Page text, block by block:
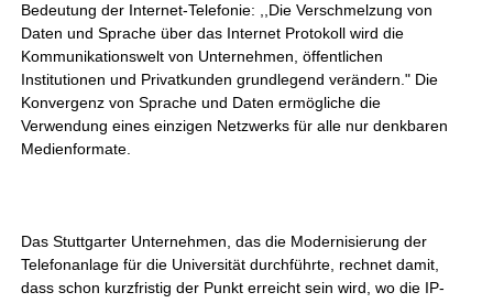
Bedeutung der Internet-Telefonie: ,,Die Verschmelzung von
Daten und Sprache über das Internet Protokoll wird die
Kommunikationswelt von Unternehmen, öffentlichen
Institutionen und Privatkunden grundlegend verändern." Die
Konvergenz von Sprache und Daten ermögliche die
Verwendung eines einzigen Netzwerks für alle nur denkbaren
Medienformate.
Das Stuttgarter Unternehmen, das die Modernisierung der
Telefonanlage für die Universität durchführte, rechnet damit,
dass schon kurzfristig der Punkt erreicht sein wird, wo die IP-